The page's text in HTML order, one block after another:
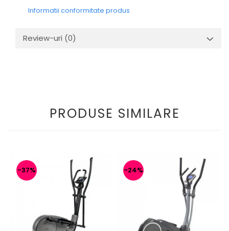
Informatii conformitate produs
Review-uri (0)
PRODUSE SIMILARE
-37% -24%